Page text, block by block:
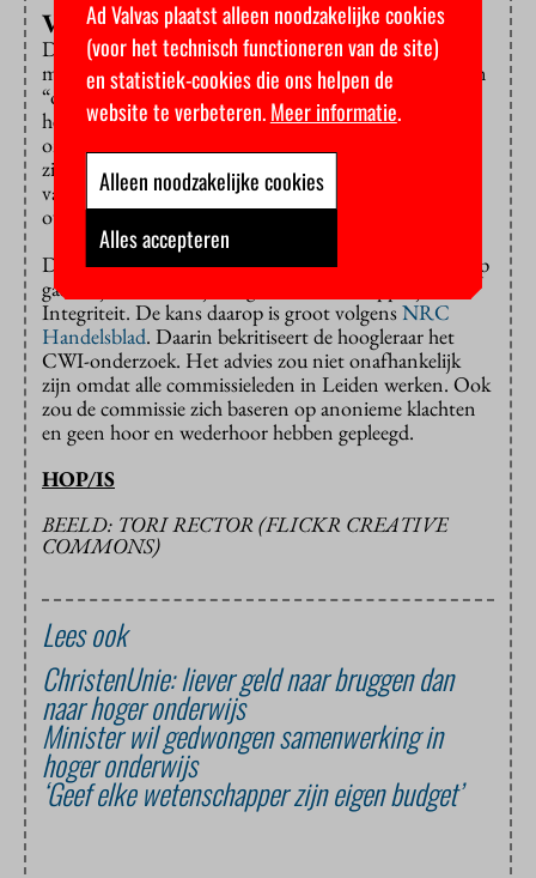
Verdeel- en heersbeleid
De CWI sprak voor haar onderzoek met vijf
medewerkers. Daarin werd het beeld geschetst van een
“onveilige werkomgeving met een verdeel- en
heersbeleid”. Bij de “autoritair geleide
onderzoekgroep” van de hoogleraar zou geen ruimte
zijn geweest voor een kritisch debat. Over de kwaliteit
van het wetenschappelijke werk heeft de commissie
overigens geen twijfels.
De hoogleraar heeft enkele weken de tijd om in beroep
gaan bij het Landelijk Orgaan Wetenschappelijk
Integriteit. De kans daarop is groot volgensNRC
Handelsblad. Daarin bekritiseert de hoogleraar het
CWI-onderzoek. Het advies zou niet onafhankelijk
zijn omdat alle commissieleden in Leiden werken. Ook
zou de commissie zich baseren op anonieme klachten
en geen hoor en wederhoor hebben gepleegd.
HOP/IS
BEELD: TORI RECTOR (FLICKR CREATIVE
COMMONS)
Lees ook
ChristenUnie: liever geld naar bruggen dan
naar hoger onderwijs
Minister wil gedwongen samenwerking in
hoger onderwijs
‘Geef elke wetenschapper zijn eigen budget’
Ad Valvas plaatst alleen noodzakelijke cookies
(voor het technisch functioneren van de site)
en statistiek-cookies die ons helpen de
website te verbeteren.Meer informatie.
Alleen noodzakelijke cookies
Alles accepteren